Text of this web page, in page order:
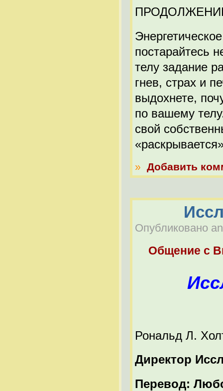
постарайтесь
телу задание
гнев, страх и
выдохнете,
по вашему
свой
» Добавить
Опубликовано
Общение с
Рональд Л.
Директор
Перевод: